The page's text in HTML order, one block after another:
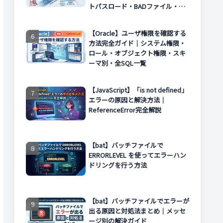
トパスロード・BADファイル・エ
【Oracle】ユーザ権限を確認する
方法完全ガイド｜システム権限・
ロール・オブジェクト権限・スキ
ーマ別・全SQL一覧
【JavaScript】「is not defined」
エラーの原因と解決方法｜
ReferenceError完全解説
【bat】バッチファイルで
ERRORLEVEL を使ってエラーハン
ドリングを行う方法
【bat】バッチファイルでエラーが
出る原因と対処法まとめ｜メッセ
ージ別の解決ガイド